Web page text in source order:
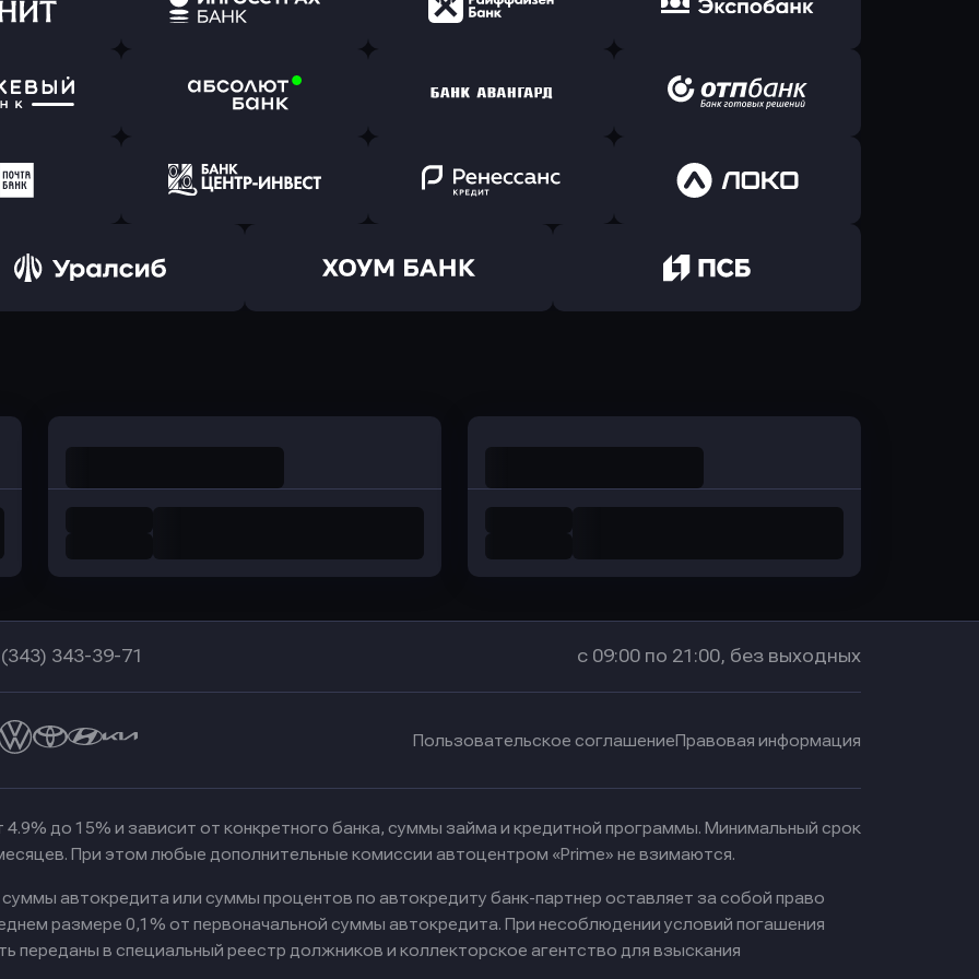
в Альфа-Банк
в АТБ Банк
в ВТБ
заявку
Банк
Оправить заявку
в Ингосстрах Банк
в Райффайзен Банк
Оправить заявку
в Экспобанк
заявку
Оправить заявку
в Абсолют Банк
Оправить заявку
в Банк Авангард
Оправить заявку
в ОТП БАНК
заявку
Банк
Оправить заявку
Оправить заявку
в Ренессанс Банк
Оправить заявку
в Локо-Банк
343-39-71 с 09:00 по 21:00, без выходных
Пользовательское соглашениеПравовая информация
4.9% до 15% и зависит от конкретного банка, суммы займа и кредитной программы. Минимальный срок
При этом любые дополнительные комиссии автоцентром «Prime» не взимаются.
автокредита или суммы процентов по автокредиту банк-партнер оставляет за собой право
размере 0,1% от первоначальной суммы автокредита. При несоблюдении условий погашения
переданы в специальный реестр должников и коллекторское агентство для взыскания